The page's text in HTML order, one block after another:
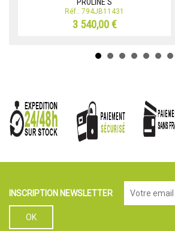
Réf.: 794JB11431
3 540,00 €
INSCRIPTION NEWSLETTER